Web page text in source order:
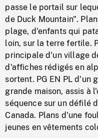
passe le portail sur
de Duck Mountain".
plage, d'enfants qui
loin, sur la terre fertile.
principale d'un village
d'affiches rédigés en
sortent. PG EN PL d'un
grande maison, assis à
séquence sur un défilé
Canada. Plans d'une
jeunes en vêtements